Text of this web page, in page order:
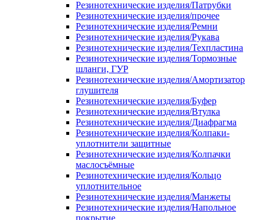
Резинотехнические изделия/Патрубки
Резинотехнические изделия/прочее
Резинотехнические изделия/Ремни
Резинотехнические изделия/Рукава
Резинотехнические изделия/Техпластина
Резинотехнические изделия/Тормозные
шланги, ГУР
Резинотехнические изделия/Амортизатор
глушителя
Резинотехнические изделия/Буфер
Резинотехнические изделия/Втулка
Резинотехнические изделия/Диафрагма
Резинотехнические изделия/Колпаки-
уплотнители защитные
Резинотехнические изделия/Колпачки
маслосъёмные
Резинотехнические изделия/Кольцо
уплотнительное
Резинотехнические изделия/Манжеты
Резинотехнические изделия/Напольное
покрытие